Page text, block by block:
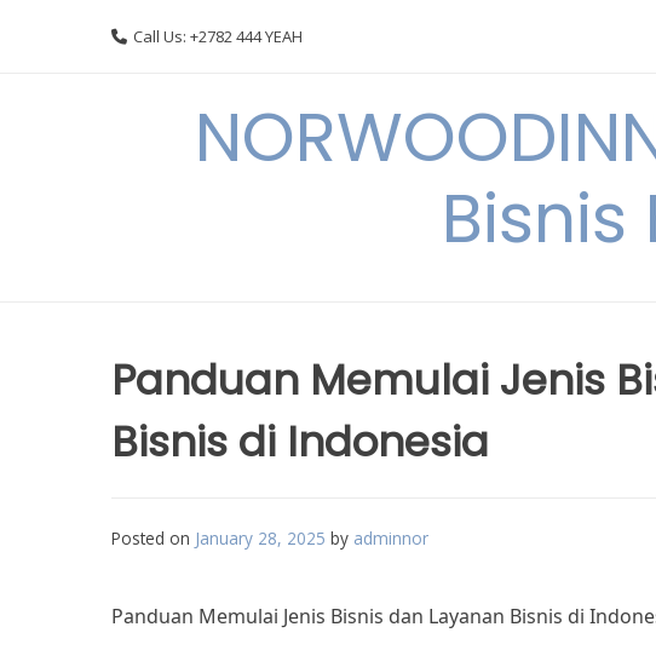
Call Us: +2782 444 YEAH
Panduan Memulai Jenis
Bisnis di Indonesia
Posted on January 28, 2025 by adminnor
Panduan Memulai Jenis Bisnis dan Layanan Bisnis di